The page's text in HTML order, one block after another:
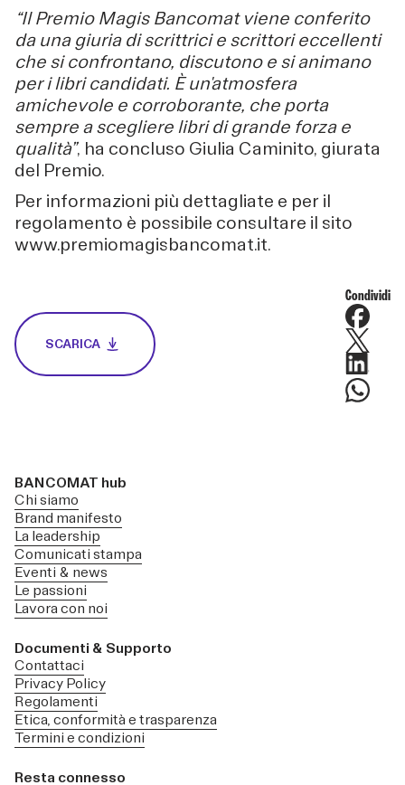
“Il Premio Magis Bancomat viene conferito
da una giuria di scrittrici e scrittori eccellenti
che si confrontano, discutono e si animano
per i libri candidati. È un'atmosfera
amichevole e corroborante, che porta
sempre a scegliere libri di grande forza e
qualità”, ha concluso Giulia Caminito, giurata
del Premio.
Per informazioni più dettagliate e per il
regolamento è possibile consultare il sito
www.premiomagisbancomat.it.
Condividi
SCARICA
BANCOMAT hub
Chi siamo
Brand manifesto
La leadership
Comunicati stampa
Eventi & news
Le passioni
Lavora con noi
Documenti & Supporto
Contattaci
Privacy Policy
Regolamenti
Etica, conformità e trasparenza
Termini e condizioni
Resta connesso